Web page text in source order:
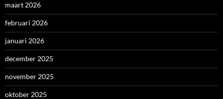
maart 2026
februari 2026
januari 2026
december 2025
november 2025
oktober 2025